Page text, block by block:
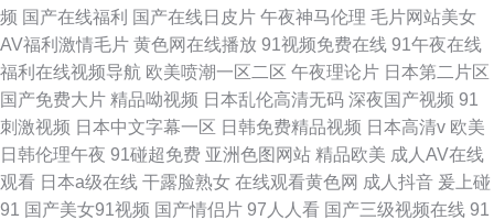
频 国产在线福利 国产在线日皮片 午夜神马伦理 毛片网站美女
AV福利激情毛片 黄色网在线播放 91视频免费在线 91午夜在线
福利在线视频导航 欧美喷潮一区二区 午夜理论片 日本第二片区
国产免费大片 精品呦视频 日本乱伦高清无码 深夜国产视频 91
刺激视频 日本中文字幕一区 日韩免费精品视频 日本高清v 欧美
日韩伦理午夜 91碰超免费 亚洲色图网站 精品欧美 成人AV在线
观看 日本a级在线 干露脸熟女 在线观看黄色网 成人抖音 爰上碰
91 国产美女91视频 国产情侣片 97人人看 国产三级视频在线 91